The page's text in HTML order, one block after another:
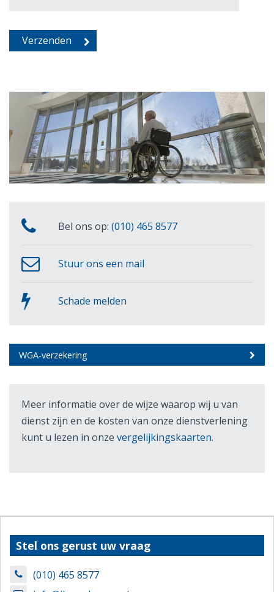
Bel ons op: (010) 465 8577
Stuur ons een mail
Schade melden
WGA-verzekering
Meer informatie over de wijze waarop wij u van
dienst zijn en de kosten van onze dienstverlening
kunt u lezen in onze vergelijkingskaarten.
Stel ons gerust uw vraag
(010) 465 8577